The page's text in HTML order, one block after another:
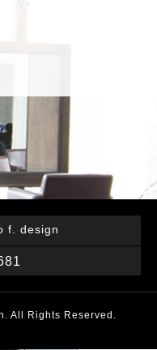
f. design
. All Rights Reserved.